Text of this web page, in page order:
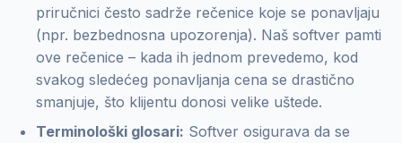
priručnici često sadrže rečenice koje se ponavljaju
(npr. bezbednosna upozorenja). Naš softver pamti
ove rečenice – kada ih jednom prevedemo, kod
svakog sledećeg ponavljanja cena se drastično
smanjuje, što klijentu donosi velike uštede.
Terminološki glosari: Softver osigurava da se